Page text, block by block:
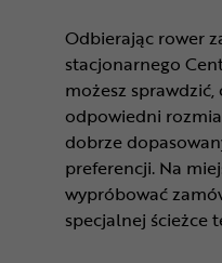
Odbierając rower
stacjonarnego
możesz sprawdzić,
odpowiedni
dobrze
preferencji. Na
wypróbować
specjalnej ścieżce